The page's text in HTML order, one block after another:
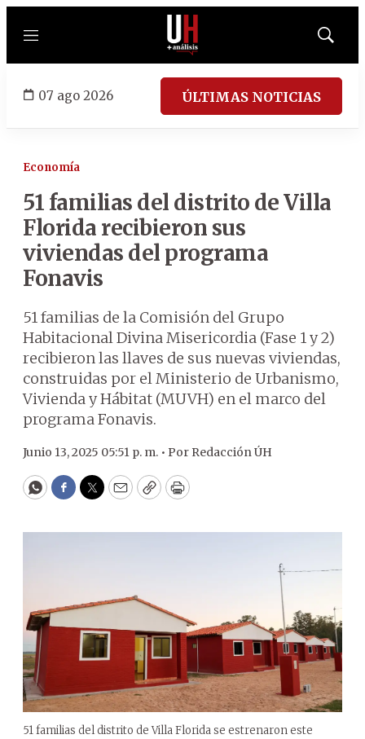
Menú
Mostrar
07 ago 2026 ÚLTIMAS NOTICIAS
Economía
51 familias del distrito de Villa
Florida recibieron sus
viviendas del programa
Fonavis
51 familias de la Comisión del Grupo
Habitacional Divina Misericordia (Fase 1 y 2)
recibieron las llaves de sus nuevas viviendas,
construidas por el Ministerio de Urbanismo,
Vivienda y Hábitat (MUVH) en el marco del
programa Fonavis.
Junio 13, 2025 05:51 p. m. • Por Redacción ÚH
WhatsApp
Facebook
Twitter
EmailCopyPrint
51 familias del distrito de Villa Florida se estrenaron este